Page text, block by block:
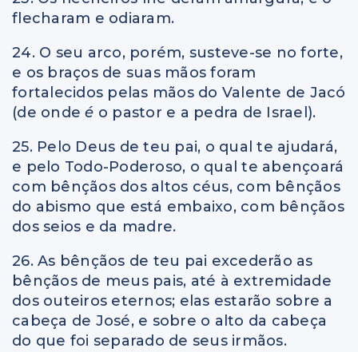
flecharam e odiaram.
24. O seu arco, porém, susteve-se no forte,
e os braços de suas mãos foram
fortalecidos pelas mãos do Valente de Jacó
(de ondeé o pastor e a pedra de Israel).
25. Pelo Deus de teu pai, o qual te ajudará,
e pelo Todo-Poderoso, o qual te abençoará
com bênçãos dos altos céus, com bênçãos
do abismo que está embaixo, com bênçãos
dos seios e da madre.
26. As bênçãos de teu pai excederão as
bênçãos de meus pais, até à extremidade
dos outeiros eternos; elas estarão sobre a
cabeça de José, e sobre o alto da cabeça
do que foi separado de seus irmãos.